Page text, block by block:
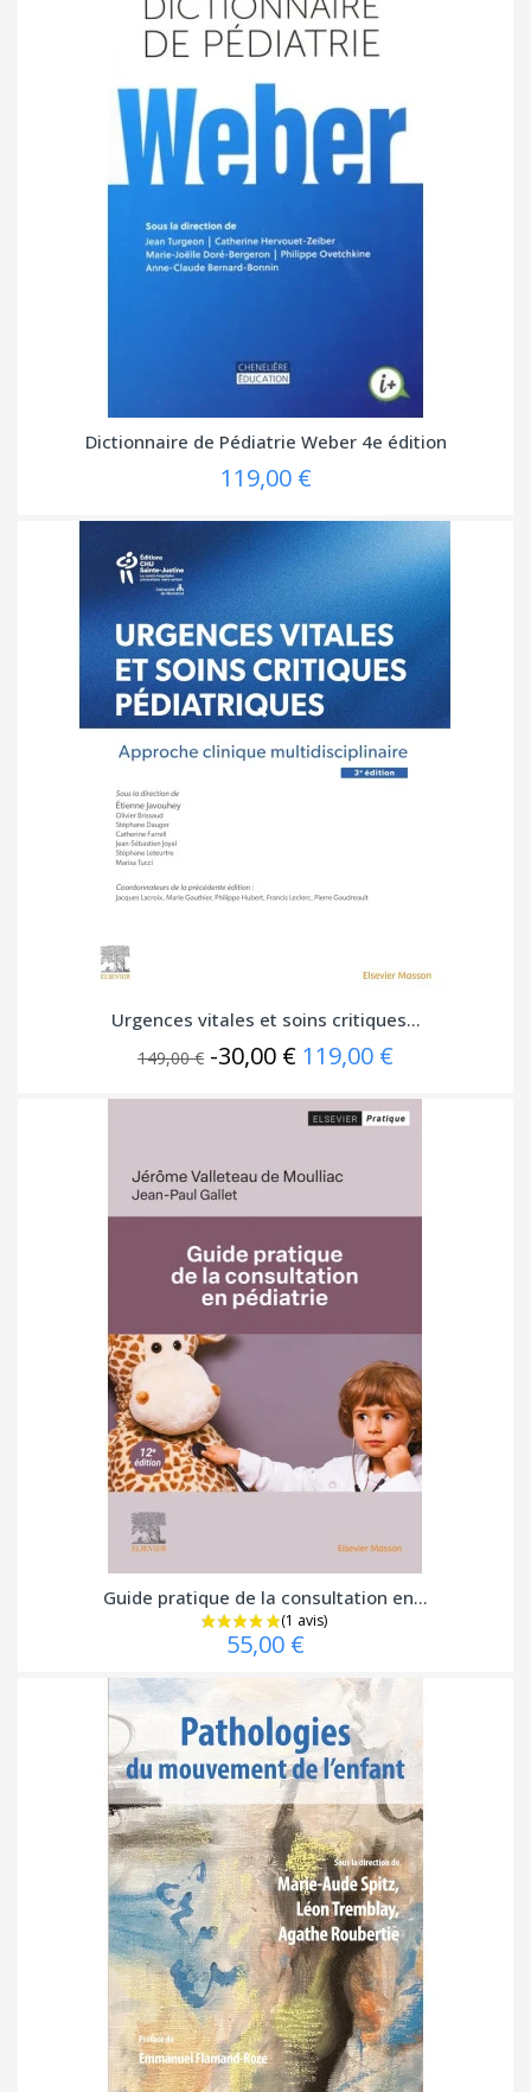
Dictionnaire de Pédiatrie Weber 4e édition
119,00 €
Urgences vitales et soins critiques...
149,00 € -30,00 € 119,00 €
Guide pratique de la consultation en...
55,00 €